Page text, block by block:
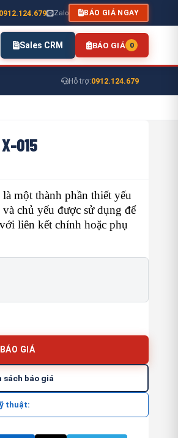
Zalo BÁO GIÁ NGAY
Sales CRM BÁO GIÁ 0
Hỗ trợ:0912.124.679
X-015
là một thành phần thiết yếu
chủ yếu được sử dụng để
liên kết chính hoặc phụ
GIÁ
sách báo giá
thuật: